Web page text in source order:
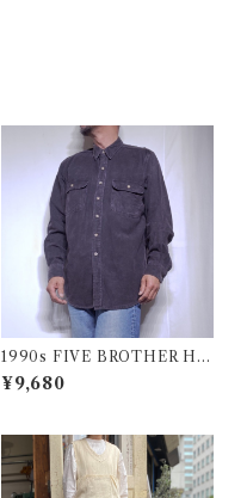
1990s FIVE BROTHER He
avy Flannel Shirt CHAMOI
S CLOTH Black USA / ファ
¥9,680